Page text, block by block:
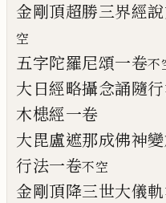
金剛頂超勝三界經
空
五字陀羅尼頌一卷不
大日經略攝念誦隨
木槵經一卷
大毘盧遮那成佛神
行法一卷不空
金剛頂降三世大儀